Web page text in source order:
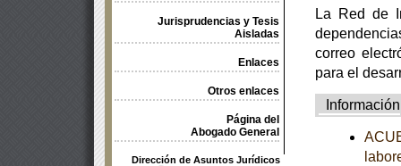
Jurisprudencias y Tesis
Aisladas
Enlaces
Otros enlaces
Página del
Abogado General
Dirección de Asuntos Jurídicos
La Red de
correo
para el
Información